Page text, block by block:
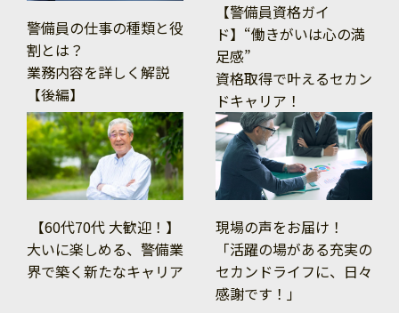
警備員の仕事の種類と役
割とは？
業務内容を詳しく解説
【後編】
【警備員資格ガイ
ド】“働きがいは心の満
足感”
資格取得で叶えるセカン
ドキャリア！
【60代70代 大歓迎！】
大いに楽しめる、警備業
界で築く新たなキャリア
現場の声をお届け！
「活躍の場がある充実の
セカンドライフに、日々
感謝です！」